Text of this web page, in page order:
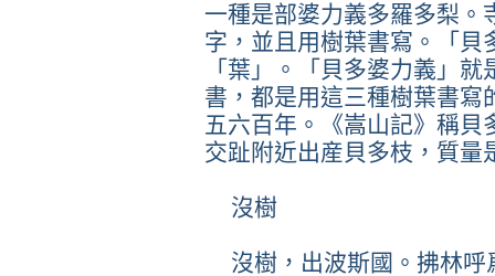
一種是部婆力義多羅多梨。
字，並且用樹葉書寫。「貝
「葉」。「貝多婆力義」
書，都是用這三種樹葉書寫
五六百年。《嵩山記》稱貝
交趾附近出産貝多枝，質量
沒樹
沒樹，出波斯國。拂林呼